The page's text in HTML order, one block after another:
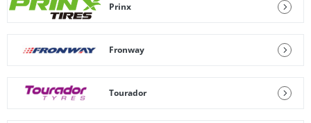
Prinx
Fronway
Tourador